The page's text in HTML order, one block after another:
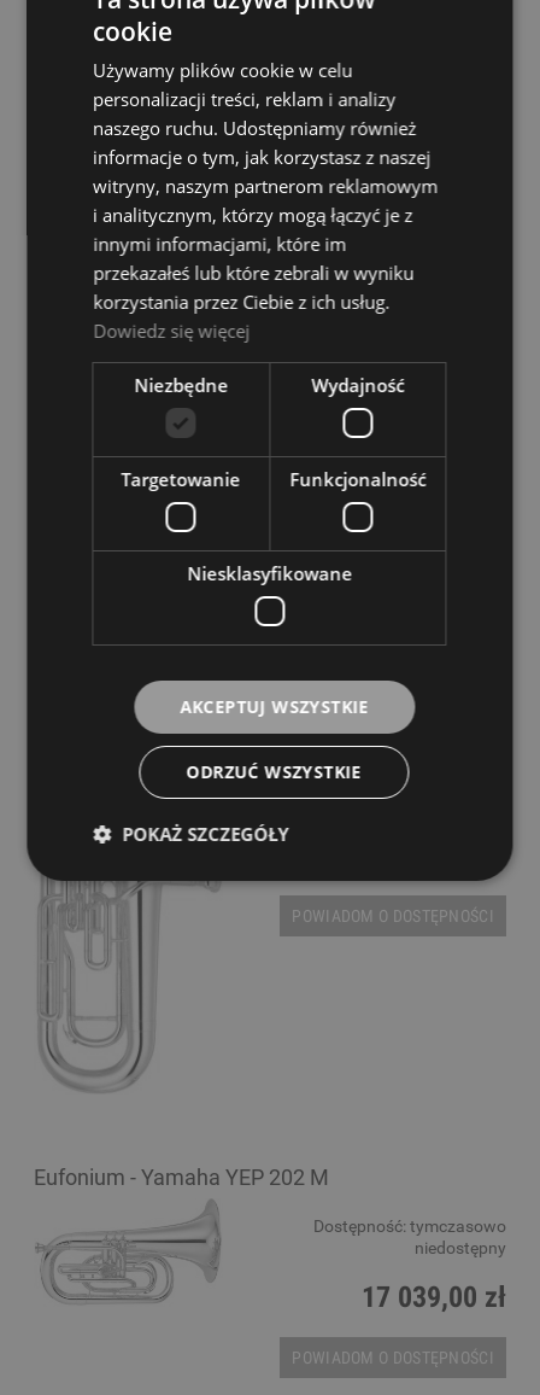
POWIADOM O DOSTĘPNOŚCI
Eufonium - Yamaha YEP 201
niedostępny
POWIADOM O DOSTĘPNOŚCI
Eufonium - Yamaha YEP 201 S
Dostępność:
POWIADOM O DOSTĘPNOŚCI
Eufonium - Yamaha YEP 202 M
Dostępność: tymczasowo
niedostępny
17 039,00 zł
POWIADOM O DOSTĘPNOŚCI
cookie
Używamy plików cookie w celu
personalizacji treści, reklam i analizy
naszego ruchu. Udostępniamy również
informacje o tym, jak korzystasz z naszej
witryny, naszym partnerom reklamowym
i analitycznym, którzy mogą łączyć je z
innymi informacjami, które im
przekazałeś lub które zebrali w wyniku
korzystania przez Ciebie z ich usług.
Dowiedz się więcej
Niezbędne Wydajność
Targetowanie Funkcjonalność
Niesklasyfikowane
AKCEPTUJ WSZYSTKIE
ODRZUĆ WSZYSTKIE
POKAŻ SZCZEGÓŁY